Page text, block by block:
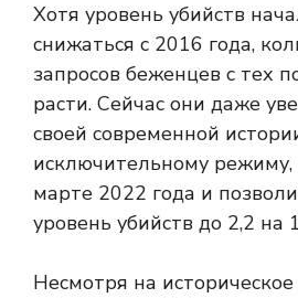
Хотя уровень убийств
снижаться с 2016 года,
запросов беженцев с тех
расти. Сейчас они даже
своей современной
исключительному режиму,
марте 2022 года и
уровень убийств до 2,2
Несмотря на